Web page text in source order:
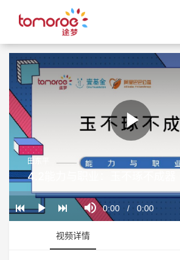
Play
Play
Mute
Current
0:00 / Duration
0:00
Loaded:
0%
Progress:
0%
田东平
4.2能力与职业：玉不琢不成器
视频详情